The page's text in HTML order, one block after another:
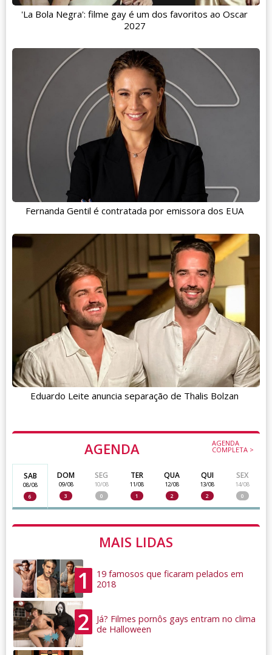
AGENDA AGENDA
COMPLETA >
SAB
08/08
6
DOM
09/08
3
SEG
10/08
0
TER
11/08
1
QUA
12/08
2
QUI
13/08
2
SEX
14/08
0
MAIS LIDAS
1
19 famosos que ficaram pelados em
2018
2
Já? Filmes pornôs gays entram no clima
de Halloween
'La Bola Negra': filme gay é um dos favoritos ao Oscar
2027
Fernanda Gentil é contratada por emissora dos EUA
Eduardo Leite anuncia separação de Thalis Bolzan